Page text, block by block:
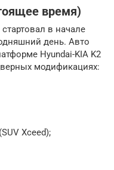
время)
в начале
день. Авто
Hyundai-KIA K2
модификациях:
Xceed);